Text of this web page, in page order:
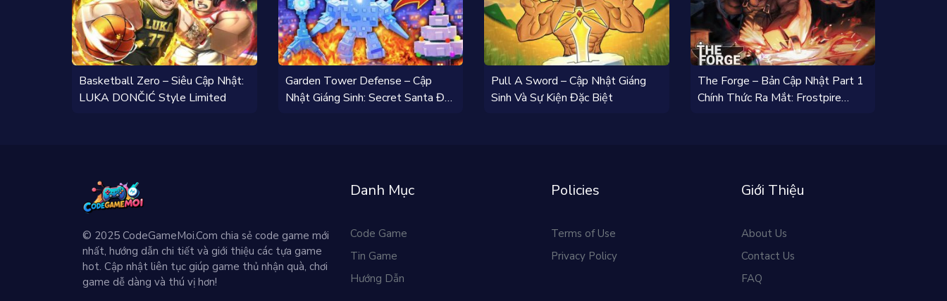
Basketball Zero – Siêu Cập Nhật:
LUKA DONČIĆ Style Limited
Garden Tower Defense – Cập
Nhật Giáng Sinh: Secret Santa Đã
Pull A Sword – Cập Nhật Giáng
Sinh Và Sự Kiện Đặc Biệt
The Forge – Bản Cập Nhật Part 1
Chính Thức Ra Mắt: Frostpire
© 2025 CodeGameMoi.Com chia sẻ code game mới
nhất, hướng dẫn chi tiết và giới thiệu các tựa game
hot. Cập nhật liên tục giúp game thủ nhận quà, chơi
game dễ dàng và thú vị hơn!
Danh Mục
Code Game
Tin Game
Hướng Dẫn
Policies
Terms of Use
Privacy Policy
Giới Thiệu
About Us
Contact Us
FAQ